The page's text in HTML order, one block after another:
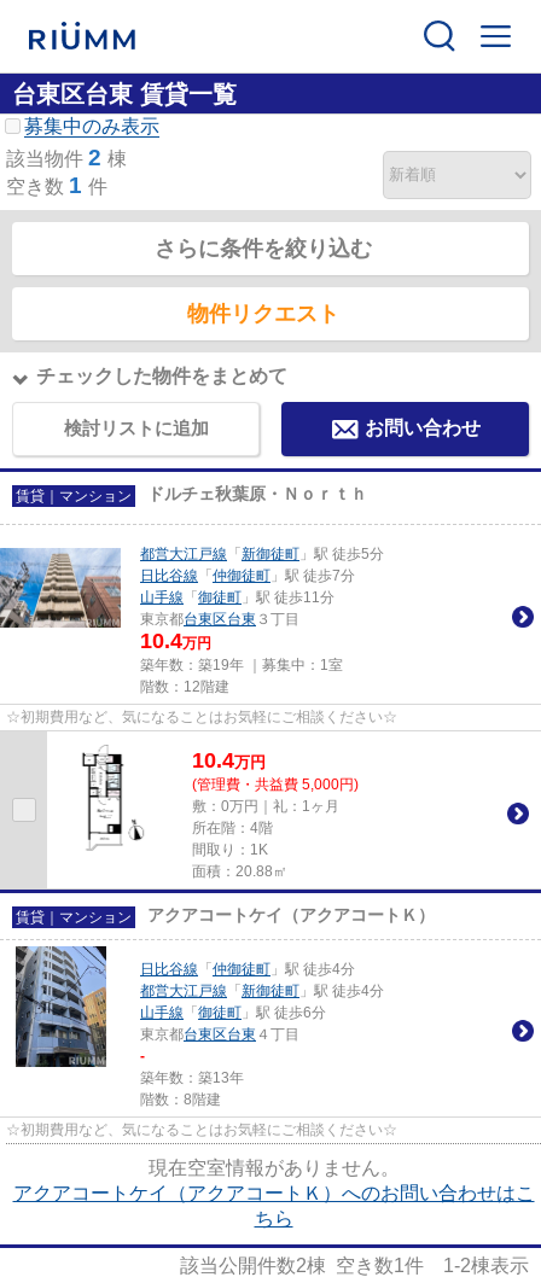
台東区台東 賃貸一覧
募集中のみ表示
該当物件 2 棟
空き数 1 件
さらに条件を絞り込む
物件リクエスト
チェックした物件をまとめて
検討リストに追加 お問い合わせ
賃貸｜マンション ドルチェ秋葉原・Ｎｏｒｔｈ
都営大江戸線 「新御徒町 」駅 徒歩5分
日比谷線 「仲御徒町 」駅 徒歩7分
山手線 「御徒町 」駅 徒歩11分
東京都台東区台東 ３丁目
10.4万円
築年数：築19年 ｜募集中： 1室
階数：12階建
☆初期費用など、気になることはお気軽にご相談ください☆
10.4万円
(管理費・共益費 5,000円)
敷：0万円｜礼：1ヶ月
所在階：4階
間取り：1K
面積：20.88㎡
賃貸｜マンション アクアコートケイ（アクアコートＫ）
日比谷線 「仲御徒町 」駅 徒歩4分
都営大江戸線 「新御徒町 」駅 徒歩4分
山手線 「御徒町 」駅 徒歩6分
東京都台東区台東 ４丁目
-
築年数：築13年
階数：8階建
☆初期費用など、気になることはお気軽にご相談ください☆
現在空室情報がありません。
アクアコートケイ（アクアコートＫ）へのお問い合わせはこ
ちら
該当公開件数2棟 空き数1件 1-2棟表示